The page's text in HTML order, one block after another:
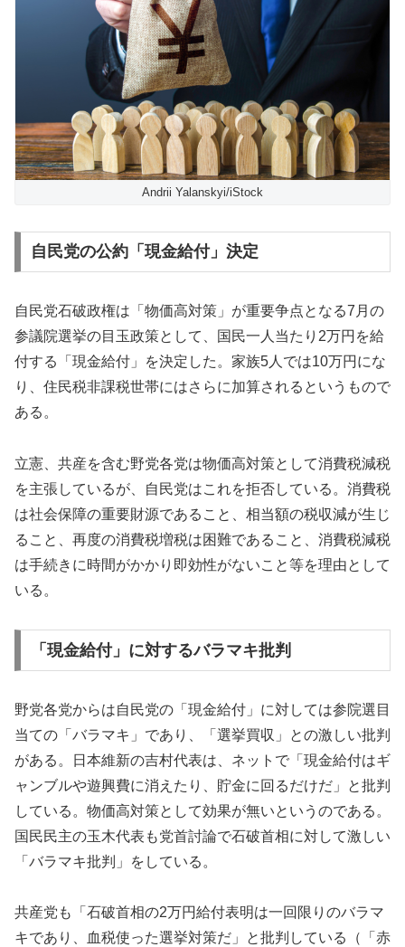
Andrii Yalanskyi/iStock
自民党の公約「現金給付」決定
自民党石破政権は「物価高対策」が重要争点となる7月の
参議院選挙の目玉政策として、国民一人当たり2万円を給
付する「現金給付」を決定した。家族5人では10万円にな
り、住民税非課税世帯にはさらに加算されるというもので
ある。
立憲、共産を含む野党各党は物価高対策として消費税減税
を主張しているが、自民党はこれを拒否している。消費税
は社会保障の重要財源であること、相当額の税収減が生じ
ること、再度の消費税増税は困難であること、消費税減税
は手続きに時間がかかり即効性がないこと等を理由として
いる。
「現金給付」に対するバラマキ批判
野党各党からは自民党の「現金給付」に対しては参院選目
当ての「バラマキ」であり、「選挙買収」との激しい批判
がある。日本維新の吉村代表は、ネットで「現金給付はギ
ャンブルや遊興費に消えたり、貯金に回るだけだ」と批判
している。物価高対策として効果が無いというのである。
国民民主の玉木代表も党首討論で石破首相に対して激しい
「バラマキ批判」をしている。
共産党も「石破首相の2万円給付表明は一回限りのバラマ
キであり、血税使った選挙対策だ」と批判している（「赤